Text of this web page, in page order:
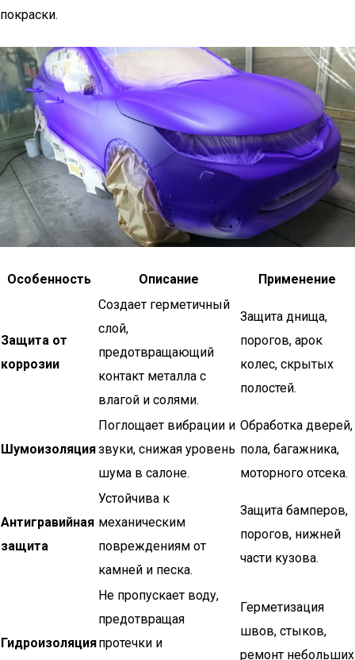
покраски.
Особенность Описание Применение
Защита от
коррозии
Создает герметичный
слой,
предотвращающий
контакт металла с
влагой и солями.
Защита днища,
порогов, арок
колес, скрытых
полостей.
Шумоизоляция
Поглощает вибрации и
звуки, снижая уровень
шума в салоне.
Обработка дверей,
пола, багажника,
моторного отсека.
Антигравийная
защита
Устойчива к
механическим
повреждениям от
камней и песка.
Защита бамперов,
порогов, нижней
части кузова.
Гидроизоляция
Не пропускает воду,
предотвращая
протечки и
Герметизация
швов, стыков,
ремонт небольших